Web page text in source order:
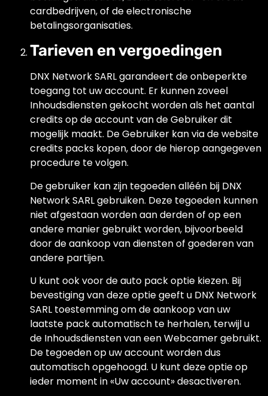
cardbedrijven, of de electronische
betalingsorganisaties.
Tarieven en vergoedingen
DNX Network SARL garandeert de onbeperkte
toegang tot uw account. Er kunnen zoveel
Inhoudsdiensten gekocht worden als het aantal
credits op de account van de Gebruiker dit
mogelijk maakt. De Gebruiker kan via de website
credits packs kopen, door de hierop aangegeven
procedure te volgen.
De gebruiker kan zijn tegoeden alléén bij DNX
Network SARL gebruiken. Deze tegoeden kunnen
niet afgestaan worden aan derden of op een
andere manier gebruikt worden, bijvoorbeeld
door de aankoop van diensten of goederen van
andere partijen.
U kunt ook voor de auto pack optie kiezen. Bij
bevestiging van deze optie geeft u DNX Network
SARL toestemming om de aankoop van uw
laatste pack automatisch te herhalen, terwijl u
de Inhoudsdiensten van een Webcamer gebruikt.
De tegoeden op uw account worden dus
automatisch opgehoogd. U kunt deze optie op
ieder moment in «Uw account» desactiveren.